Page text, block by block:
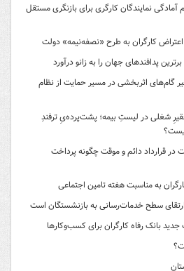
نمایندگان کارگری برای بازنگری مستقل
کارگران به طرح «نصفه‌نیمه» دولت
پدافندهای جهان را به زانو درآورد
گام‌های اثربخشی در مسیر حمایت از نظام
شغلی در لیستِ بیمه؛ پشت‌پرده‌یِ ترفندِ
در قرارداد دائم و موقت چگونه پرداخت
به مناسبت هفته تامین اجتماعی
ارتقای سطح خدمات‌رسانی به بازنشستگان است
بانک رفاه کارگران برای کسب‌وکارها